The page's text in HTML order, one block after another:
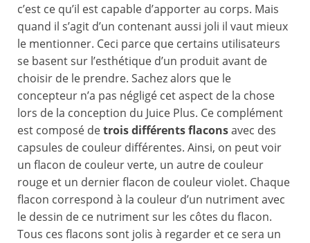
c’est ce qu’il est capable d’apporter au corps. Mais
quand il s’agit d’un contenant aussi joli il vaut mieux
le mentionner. Ceci parce que certains utilisateurs
se basent sur l’esthétique d’un produit avant de
choisir de le prendre. Sachez alors que le
concepteur n’a pas négligé cet aspect de la chose
lors de la conception du Juice Plus. Ce complément
est composé detrois différents flaconsavec des
capsules de couleur différentes. Ainsi, on peut voir
un flacon de couleur verte, un autre de couleur
rouge et un dernier flacon de couleur violet. Chaque
flacon correspond à la couleur d’un nutriment avec
le dessin de ce nutriment sur les côtes du flacon.
Tous ces flacons sont jolis à regarder et ce sera un